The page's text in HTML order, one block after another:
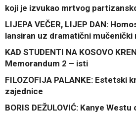
koji je izvukao mrtvog
LIJEPA VEČER, LIJEP DAN:
lansiran uz dramatični mučenički
KAD STUDENTI NA KOSOVO
Memorandum 2 – isti
FILOZOFIJA PALANKE: Estetski
zajednice
BORIS DEŽULOVIĆ: Kanye